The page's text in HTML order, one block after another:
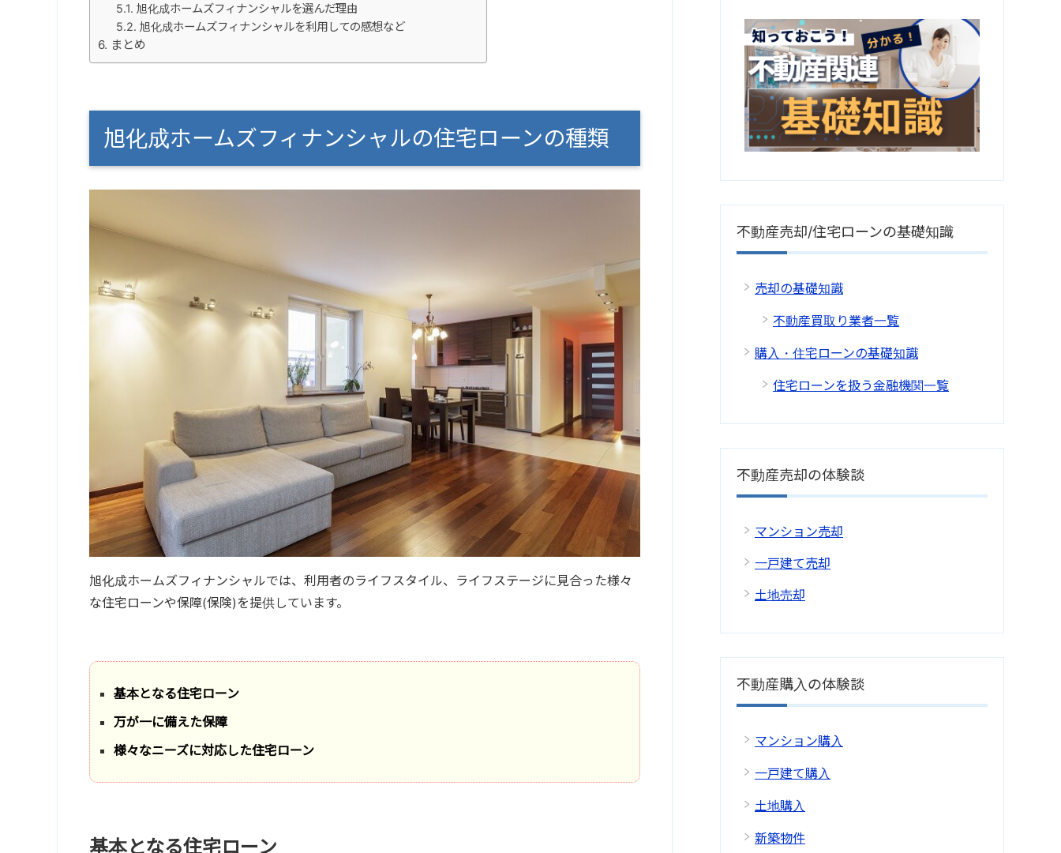
旭化成ホームズフィナンシャルを選んだ理由
旭化成ホームズフィナンシャルを利用しての感想など
まとめ
旭化成ホームズフィナンシャルの住宅ローンの種類
旭化成ホームズフィナンシャルでは、利用者のライフスタイル、ライフステージに見合った様々
な住宅ローンや保障(保険)を提供しています。
基本となる住宅ローン
万が一に備えた保障
様々なニーズに対応した住宅ローン
基本となる住宅ローン
不動産売却/住宅ローンの基礎知識
売却の基礎知識
不動産買取り業者一覧
購入・住宅ローンの基礎知識
住宅ローンを扱う金融機関一覧
不動産売却の体験談
マンション売却
一戸建て売却
土地売却
不動産購入の体験談
マンション購入
一戸建て購入
土地購入
新築物件